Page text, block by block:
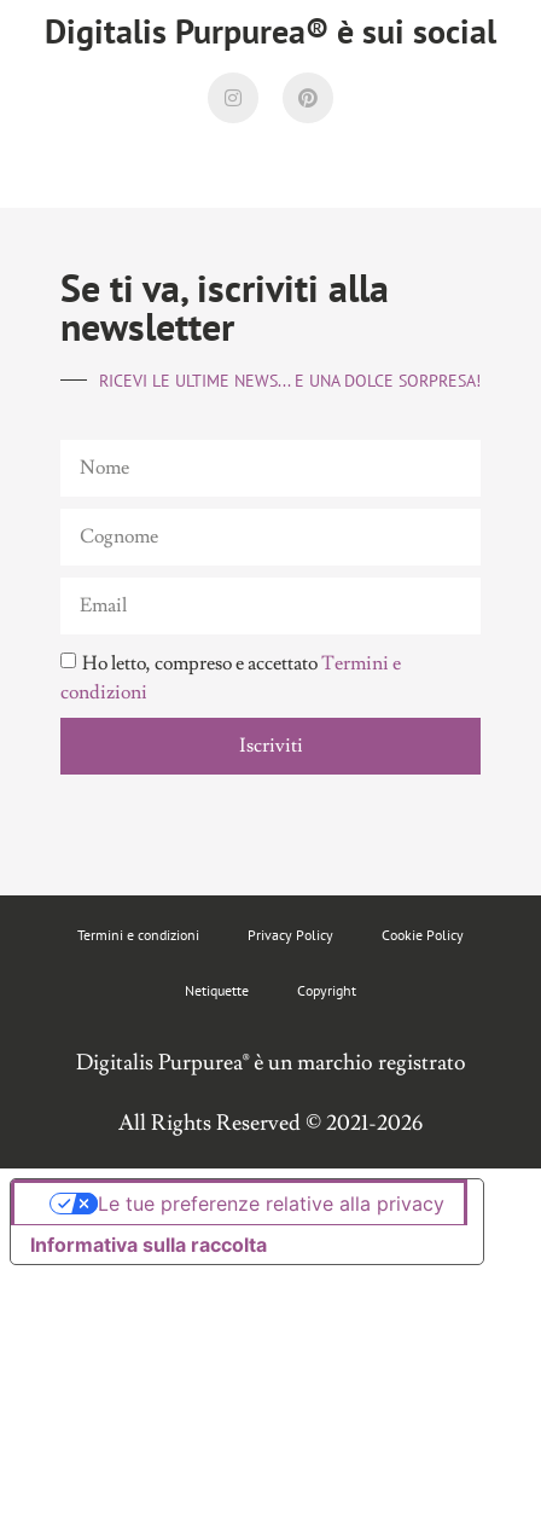
Digitalis Purpurea® è sui social
Se ti va, iscriviti alla
newsletter
RICEVI LE ULTIME NEWS... E UNA DOLCE SORPRESA!
Ho letto, compreso e accettatoTermini e
condizioni
Iscriviti
Termini e condizioni Privacy Policy Cookie Policy
Netiquette Copyright
Digitalis Purpurea® è un marchio registrato
All Rights Reserved © 2021-2026
Informativa sulla raccolta
Le tue preferenze relative alla privacy